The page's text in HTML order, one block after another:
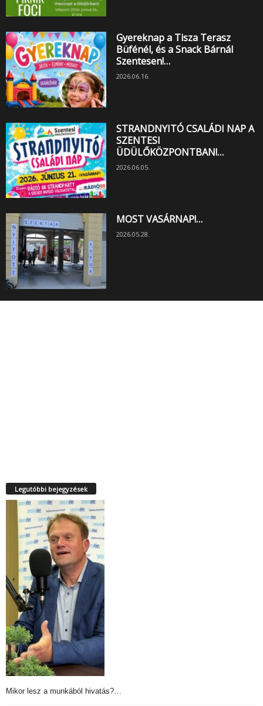
Gyereknap a Tisza Terasz
Büfénél, és a Snack Bárnál
Szentesen!…
2026.06.16.
STRANDNYITÓ CSALÁDI NAP A
SZENTESI
ÜDÜLŐKÖZPONTBAN!…
2026.06.05.
MOST VASÁRNAP!…
2026.05.28.
Legutóbbi bejegyzések
Mikor lesz a munkából hivatás?…